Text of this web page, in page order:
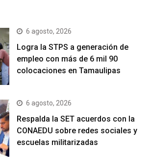
6 agosto, 2026
Logra la STPS a generación de
empleo con más de 6 mil 90
colocaciones en Tamaulipas
6 agosto, 2026
Respalda la SET acuerdos con la
CONAEDU sobre redes sociales y
escuelas militarizadas